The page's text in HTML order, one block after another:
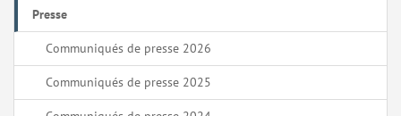
Presse
Communiqués de presse 2026
Communiqués de presse 2025